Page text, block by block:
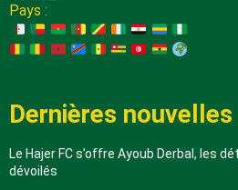
Pays :
Dernières nouvelles
Le Hajer FC s’offre Ayoub Derbal, les
dévoilés